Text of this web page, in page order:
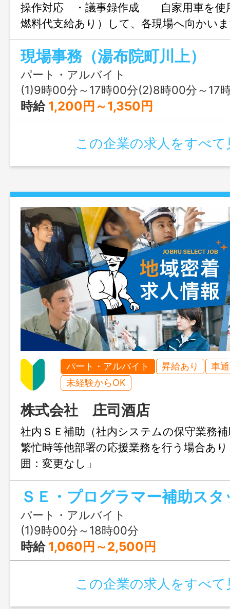
操作対応 ・議事録作成 自家用車を使
燃料代支給あり）して、各現場へ向かい
帰となります。 ＊業務変更の可能性
現場事務（湯布院町川上）
パート・アルバイト
(1)9時00分～17時00分(2)8時00分～17
時給 1,200円～1,350円
この企業の求人をすべて
パート・アルバイト 昇給あり
車
未経験からOK
株式会社 庄司酒店
社内ＳＥ補助（社内システムの保守業務
繁忙時等他部署の応援業務を行う場合
囲：変更なし」
ＳＥ・プログラマー補助スタ
パート・アルバイト
(1)9時00分～18時00分
時給 1,060円～2,500円
この企業の求人をすべて